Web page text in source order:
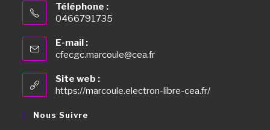
Téléphone :
0466791735
E-mail :
cfecgc.marcoule@cea.fr
Site web :
https://marcoule.electron-libre-cea.fr/
Nous Suivre